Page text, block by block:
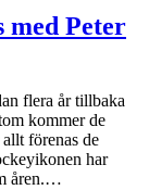
med Peter
flera år tillbaka
kommer de
förenas de
har
åren.…